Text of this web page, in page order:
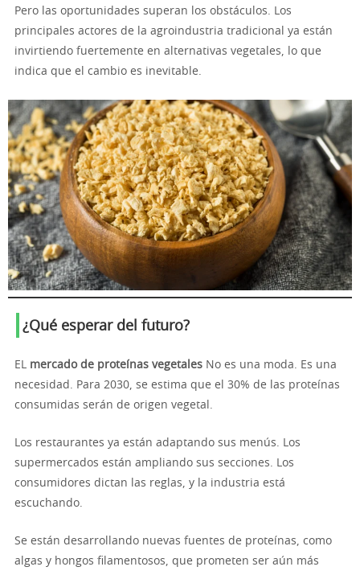
Pero las oportunidades superan los obstáculos. Los
principales actores de la agroindustria tradicional ya están
invirtiendo fuertemente en alternativas vegetales, lo que
indica que el cambio es inevitable.
¿Qué esperar del futuro?
EL mercado de proteínas vegetales No es una moda. Es una
necesidad. Para 2030, se estima que el 30% de las proteínas
consumidas serán de origen vegetal.
Los restaurantes ya están adaptando sus menús. Los
supermercados están ampliando sus secciones. Los
consumidores dictan las reglas, y la industria está
escuchando.
Se están desarrollando nuevas fuentes de proteínas, como
algas y hongos filamentosos, que prometen ser aún más